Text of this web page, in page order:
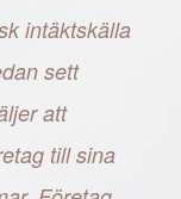
intäktskälla
sett
att
till sina